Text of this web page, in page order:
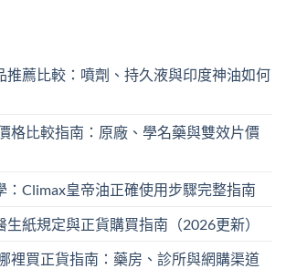
推薦比較：噴劑、持久液與印度神油如何
格比較指南：原廠、學名藥與雙效片價
：Climax皇帝油正確使用步驟完整指南
紙規定與正貨購買指南（2026更新）
裡買正貨指南：藥房、診所與網購渠道